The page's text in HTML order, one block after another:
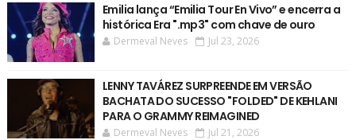
Emilia lança “Emilia Tour En Vivo” e encerra a
histórica Era ".mp3" com chave de ouro
Dermeval Neves Jul 23, 2026
LENNY TAVÁREZ SURPREENDE EM VERSÃO
BACHATA DO SUCESSO "FOLDED" DE KEHLANI
PARA O GRAMMY REIMAGINED
Dermeval Neves Jul 21, 2026